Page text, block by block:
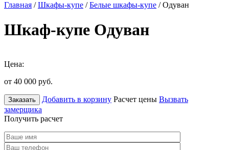
Главная /Шкафы-купе /Белые шкафы-купе / Одуван
Шкаф-купе Одуван
Цена:
от 40 000 руб.
Заказать Добавить в корзину Расчет цены Вызвать
замерщика
Получить расчет